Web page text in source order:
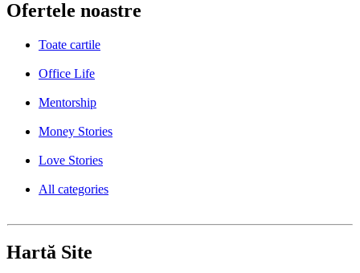
Ofertele noastre
Toate cartile
Office Life
Mentorship
Money Stories
Love Stories
All categories
Hartă Site